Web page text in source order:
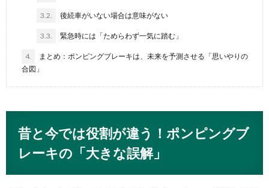
3.2. 後続車がいない場合は意味がない
3.3. 緊急時には「ためらわず一気に踏む」
4.
まとめ：ポンピングブレーキは、未来を予測させる「思いやりの
合図」
昔と今では役割が違う！ポンピングブ
レーキの「大きな誤解」